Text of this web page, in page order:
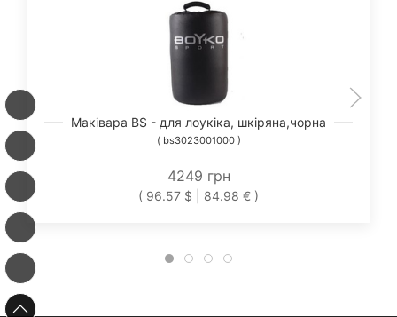
Маківара BS - для лоукіка, шкіряна,чорна
( bs3023001000 )
4249 грн
( 96.57 $ | 84.98 € )